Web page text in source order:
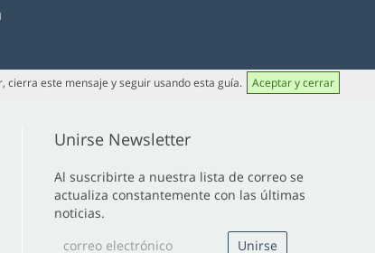
cierra este mensaje y seguir usando esta guía. Aceptar y cerrar
Unirse Newsletter
Al suscribirte a nuestra lista de correo se
actualiza constantemente con las últimas
noticias.